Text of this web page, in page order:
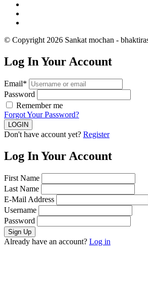
© Copyright 2026 Sankat mochan -
Log In Your Account
Email*
Password
Remember me
Forgot Your Password?
Don't have account yet? Register
Log In Your Account
First Name
Last Name
E-Mail Address
Username
Password
Already have an account? Log in